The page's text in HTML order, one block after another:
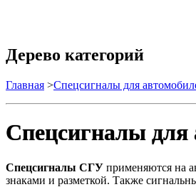
Дерево категорий
Главная >Спецсигналы для
Спецсигналы для
Спецсигналы СГУ применяются на
знаками и разметкой. Также